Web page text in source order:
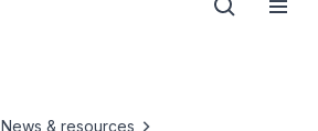
News & resources